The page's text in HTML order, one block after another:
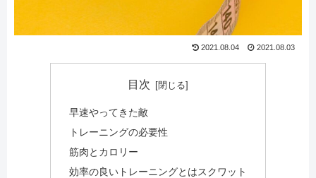
2021.08.04 2021.08.03
目次
早速やってきた敵
トレーニングの必要性
筋肉とカロリー
効率の良いトレーニングとはスクワット